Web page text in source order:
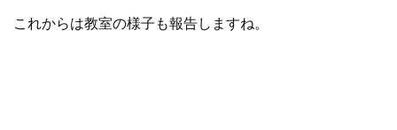
これからは教室の様子も報告しますね。